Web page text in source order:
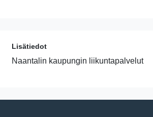
Lisätiedot
Naantalin kaupungin liikuntapalvelut